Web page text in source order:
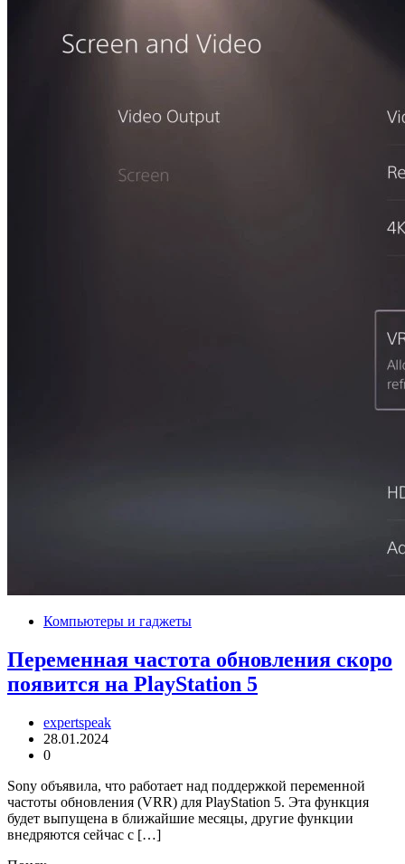
Компьютеры и гаджеты
Переменная частота обновления скоро
появится на PlayStation 5
expertspeak
28.01.2024
0
Sony объявила, что работает над поддержкой переменной
частоты обновления (VRR) для PlayStation 5. Эта функция
будет выпущена в ближайшие месяцы, другие функции
внедряются сейчас с […]